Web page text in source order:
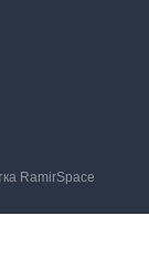
RamirSpace